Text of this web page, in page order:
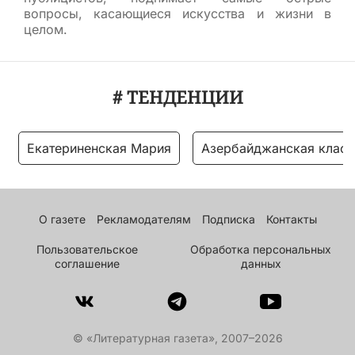
вопросы, касающиеся искусства и жизни в
целом.
# ТЕНДЕНЦИИ
Екатериненская Мария Азербайджанская
О газете Рекламодателям Подписка Контакты
Пользовательское
соглашение
Обработка персональных
данных
© «Литературная газета», 2007–2026